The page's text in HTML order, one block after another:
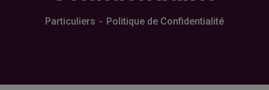
Particuliers Politique de Confidentialité